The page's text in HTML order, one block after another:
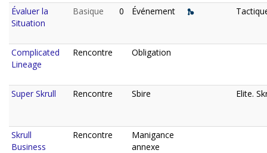
Évaluer la
Situation
Basique 0 Événement
Complicated
Lineage
Rencontre Obligation
Super Skrull Rencontre Sbire Elite.
Skrull
Business
Rencontre
Manigance
annexe